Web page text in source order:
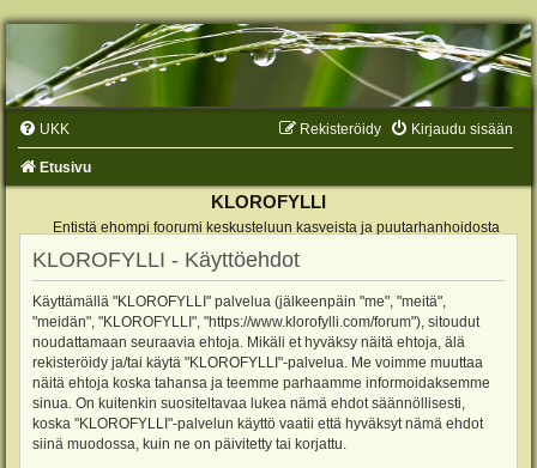
UKK Kirjaudu sisään
Rekisteröidy
Etusivu
KLOROFYLLI
Entistä ehompi foorumi keskusteluun kasveista ja puutarhanhoidosta
KLOROFYLLI - Käyttöehdot
Käyttämällä "KLOROFYLLI" palvelua (jälkeenpäin "me", "meitä",
"meidän", "KLOROFYLLI", "https://www.klorofylli.com/forum"), sitoudut
noudattamaan seuraavia ehtoja. Mikäli et hyväksy näitä ehtoja, älä
rekisteröidy ja/tai käytä "KLOROFYLLI"-palvelua. Me voimme muuttaa
näitä ehtoja koska tahansa ja teemme parhaamme informoidaksemme
sinua. On kuitenkin suositeltavaa lukea nämä ehdot säännöllisesti,
koska "KLOROFYLLI"-palvelun käyttö vaatii että hyväksyt nämä ehdot
siinä muodossa, kuin ne on päivitetty tai korjattu.